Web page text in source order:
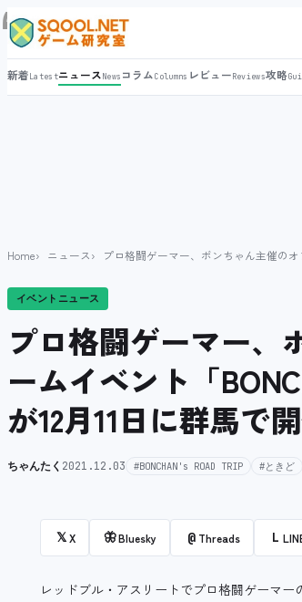
新着LatestニュースNews コラムColumns レビューReviews攻略
Home ニュース プロ格闘ゲーマー、ボンちゃん主催のオ
イベントニュース
プロ格闘ゲーマー、
ームイベント「
が12月11日に群馬で
ちゃんたく 2021.12.03 #BONCHAN's ROAD TRIP #ときど
𝕏X 🦋Bluesky @ Threads L
レッドブル・アスリートでプロ格闘ゲーマー